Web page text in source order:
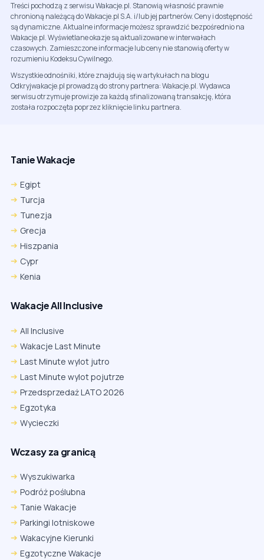
Treści pochodzą z serwisu Wakacje.pl. Stanowią własność prawnie
chronioną należącą do Wakacje.pl S.A. i/lub jej partnerów. Ceny i dostępność
są dynamiczne. Aktualne informacje możesz sprawdzić bezpośrednio na
Wakacje.pl. Wyświetlane okazje są aktualizowane w interwałach
czasowych. Zamieszczone informacje lub ceny nie stanowią oferty w
rozumieniu Kodeksu Cywilnego.
Wszystkie odnośniki, które znajdują się w artykułach na blogu
Odkryjwakacje.pl prowadzą do strony partnera: Wakacje.pl. Wydawca
serwisu otrzymuje prowizje za każdą sfinalizowaną transakcję, która
została rozpoczęta poprzez kliknięcie linku partnera.
Tanie Wakacje
Egipt
Turcja
Tunezja
Grecja
Hiszpania
Cypr
Kenia
Wakacje All Inclusive
All Inclusive
Wakacje Last Minute
Last Minute wylot jutro
Last Minute wylot pojutrze
Przedsprzedaż LATO 2026
Egzotyka
Wycieczki
Wczasy za granicą
Wyszukiwarka
Podróż poślubna
Tanie Wakacje
Parkingi lotniskowe
Wakacyjne Kierunki
Egzotyczne Wakacje